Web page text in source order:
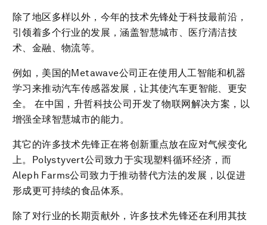
除了地区多样以外，今年的技术先锋处于科技最前沿，
引领着多个行业的发展，涵盖智慧城市、医疗清洁技
术、金融、物流等。
例如，美国的Metawave公司正在使用人工智能和机器
学习来推动汽车传感器发展，让其使汽车更智能、更安
全。 在中国，升哲科技公司开发了物联网解决方案，以
增强全球智慧城市的能力。
其它的许多技术先锋正在将创新重点放在应对气候变化
上。Polystyvert公司致力于实现塑料循环经济，而
Aleph Farms公司致力于推动替代方法的发展，以促进
形成更可持续的食品体系。
除了对行业的长期贡献外，许多技术先锋还在利用其技